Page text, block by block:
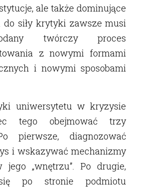
ale także dominujące
do siły krytyki zawsze musi
twórczy proces
z nowymi formami
i nowymi sposobami
uniwersytetu w kryzysie
tego obejmować trzy
pierwsze, diagnozować
i wskazywać mechanizmy
jego „wnętrzu”. Po drugie,
po stronie podmiotu